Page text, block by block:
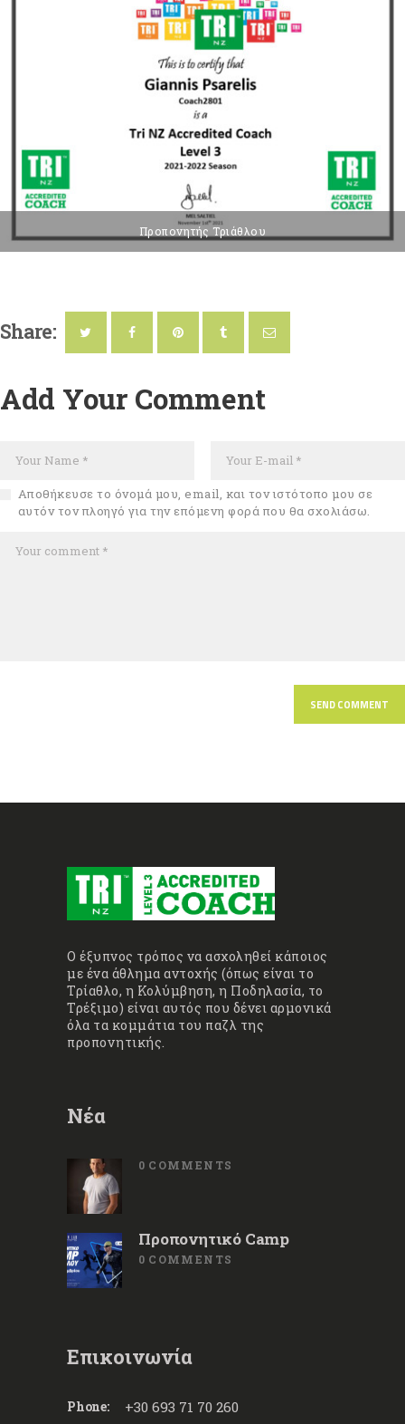
Προπονητής Τριάθλου
Share:
Add Your Comment
Αποθήκευσε το όνομά μου, email, και τον ιστότοπο μου σε
αυτόν τον πλοηγό για την επόμενη φορά που θα σχολιάσω.
Ο έξυπνος τρόπος να ασχοληθεί κάποιος
με ένα άθλημα αντοχής (όπως είναι το
Τρίαθλο, η Κολύμβηση, η Ποδηλασία, το
Τρέξιμο) είναι αυτός που δένει αρμονικά
όλα τα κομμάτια του παζλ της
προπονητικής.
Νέα
0 COMMENTS
Προπονητικό Camp
0 COMMENTS
Επικοινωνία
Phone: +30 693 71 70 260